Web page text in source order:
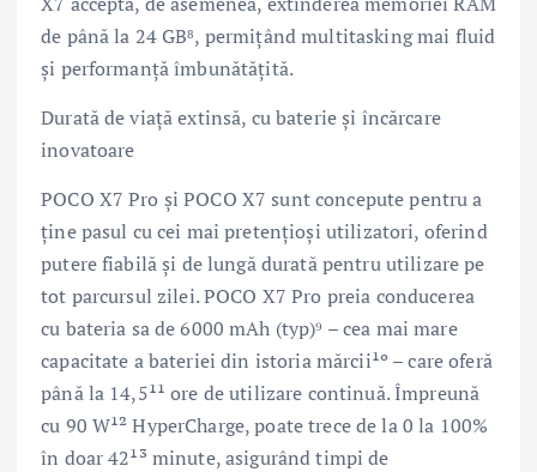
de până la 24 GB⁸, permițând multitasking mai fluid
și performanță îmbunătățită.
Durată de viață extinsă, cu baterie și încărcare
inovatoare
POCO X7 Pro și POCO X7 sunt concepute pentru a
ține pasul cu cei mai pretențioși utilizatori, oferind
putere fiabilă și de lungă durată pentru utilizare pe
tot parcursul zilei. POCO X7 Pro preia conducerea
cu bateria sa de 6000 mAh (typ)⁹ – cea mai mare
capacitate a bateriei din istoria mărcii¹º – care oferă
până la 14,5¹¹ ore de utilizare continuă. Împreună
cu 90 W¹² HyperCharge, poate trece de la 0 la 100%
în doar 42¹³ minute, asigurând timpi de